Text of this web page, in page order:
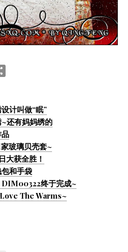
计叫做“眠”
还有妈妈绣的
玻璃贝壳套~
大获全胜！
和手袋
DIM00322终于完成~
The Warms~